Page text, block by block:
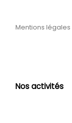
Mentions légales
Nos activités